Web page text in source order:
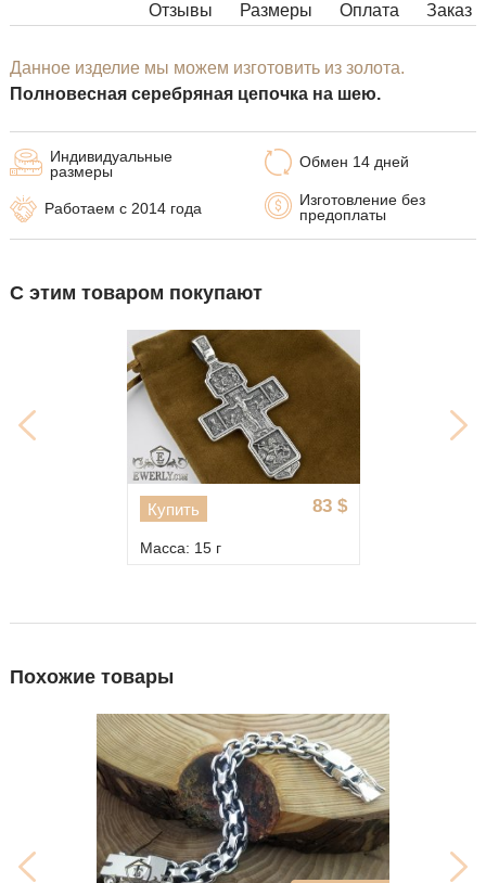
комбинациями ширины, длины и
менеджеры свяжутся с Вами.
Отзывы Заказ
Оплата
Размеры
Данное изделие мы можем изготовить из золота.
Полновесная серебряная цепочка на шею.
Обмен 14 дней
Изготовление без
предоплаты
Индивидуальные
размеры
Работаем с 2014 года
С этим товаром покупают
83 $
Купить
Масса: 15 г
Похожие товары